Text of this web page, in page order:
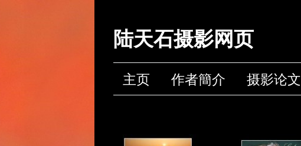
陆天石摄影网页
主页 作者簡介 摄影论文